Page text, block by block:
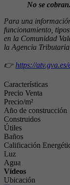
No se cobran.
Para una
funcionamiento,
en la Comunidad
la Agencia
👉 https://
Características
Precio Venta
Precio/m²
Año de construcción
Construidos
Útiles
Baños
Calificación
Luz
Agua
Vídeos
Ubicación